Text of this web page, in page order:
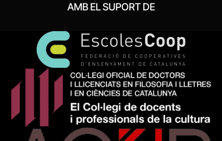
AMB EL SUPORT DE